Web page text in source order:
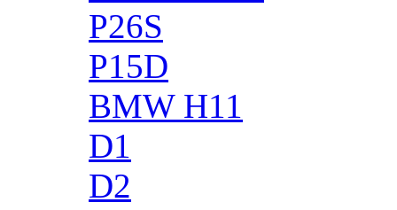
P26S
P15D
BMW H11
D1
D2